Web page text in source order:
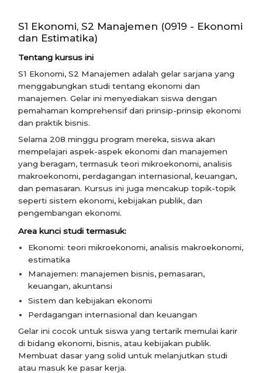
S1 Ekonomi, S2 Manajemen (0919 - Ekonomi
dan Estimatika)
Tentang kursus ini
S1 Ekonomi, S2 Manajemen adalah gelar sarjana yang
menggabungkan studi tentang ekonomi dan
manajemen. Gelar ini menyediakan siswa dengan
pemahaman komprehensif dari prinsip-prinsip ekonomi
dan praktik bisnis.
Selama 208 minggu program mereka, siswa akan
mempelajari aspek-aspek ekonomi dan manajemen
yang beragam, termasuk teori mikroekonomi, analisis
makroekonomi, perdagangan internasional, keuangan,
dan pemasaran. Kursus ini juga mencakup topik-topik
seperti sistem ekonomi, kebijakan publik, dan
pengembangan ekonomi.
Area kunci studi termasuk:
Ekonomi: teori mikroekonomi, analisis makroekonomi,
estimatika
Manajemen: manajemen bisnis, pemasaran,
keuangan, akuntansi
Sistem dan kebijakan ekonomi
Perdagangan internasional dan keuangan
Gelar ini cocok untuk siswa yang tertarik memulai karir
di bidang ekonomi, bisnis, atau kebijakan publik.
Membuat dasar yang solid untuk melanjutkan studi
atau masuk ke pasar kerja.